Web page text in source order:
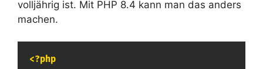
volljährig ist. Mit PHP 8.4 kann man das anders
machen.
<?php